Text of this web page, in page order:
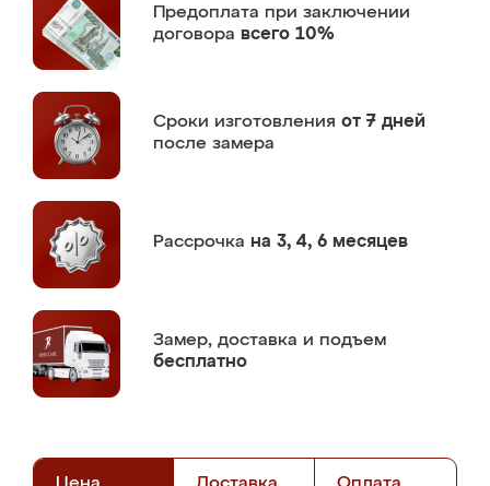
Предоплата при заключении
договора всего 10%
Сроки изготовления от 7 дней
после замера
Рассрочка на 3, 4, 6 месяцев
Замер, доставка и подъем
бесплатно